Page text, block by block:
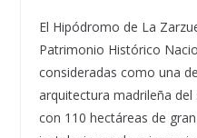
El Hipódromo de La
Patrimonio Histórico
consideradas como una
arquitectura madrileña del
con 110 hectáreas de